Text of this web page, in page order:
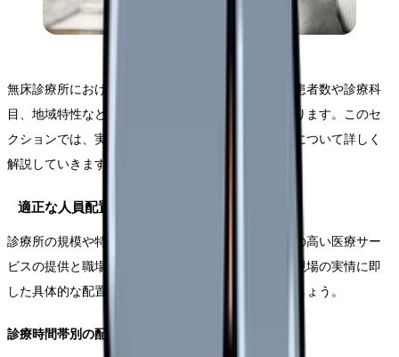
無床診療所における効果的な看護体制の構築には、患者数や診療科
目、地域特性など、様々な要因を考慮する必要があります。このセ
クションでは、実践的なアプローチと具体的な手法について詳しく
解説していきます。
適正な人員配置の考え方
診療所の規模や特性に応じた適切な人員配置は、質の高い医療サー
ビスの提供と職場環境の改善の両立に不可欠です。現場の実情に即
した具体的な配置計画の立て方について見ていきましょう。
診療時間帯別の配置計画